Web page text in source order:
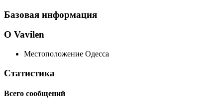
Базовая информация
О Vavilen
Местоположение Одесса
Статистика
Всего сообщений